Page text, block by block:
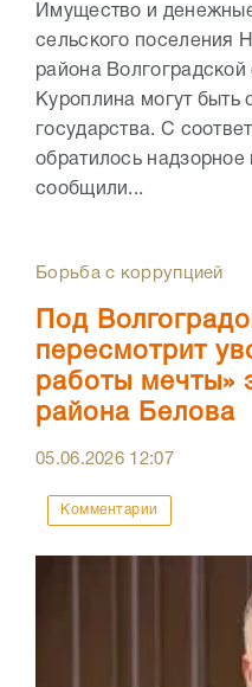
Имущество и
сельского поселения
района
Куроплина могут
государства. С
обратилось
сообщили...
Борьба с коррупцией
Под
пересмотрит
работы мечты»
района Белова
05.06.2026 12:07
Комментарии